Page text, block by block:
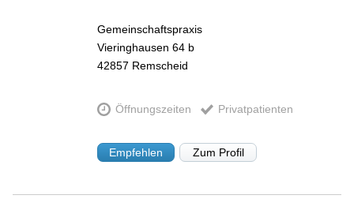
Gemeinschaftspraxis
Vieringhausen 64 b
42857 Remscheid
Öffnungszeiten Privatpatienten
Empfehlen Zum Profil